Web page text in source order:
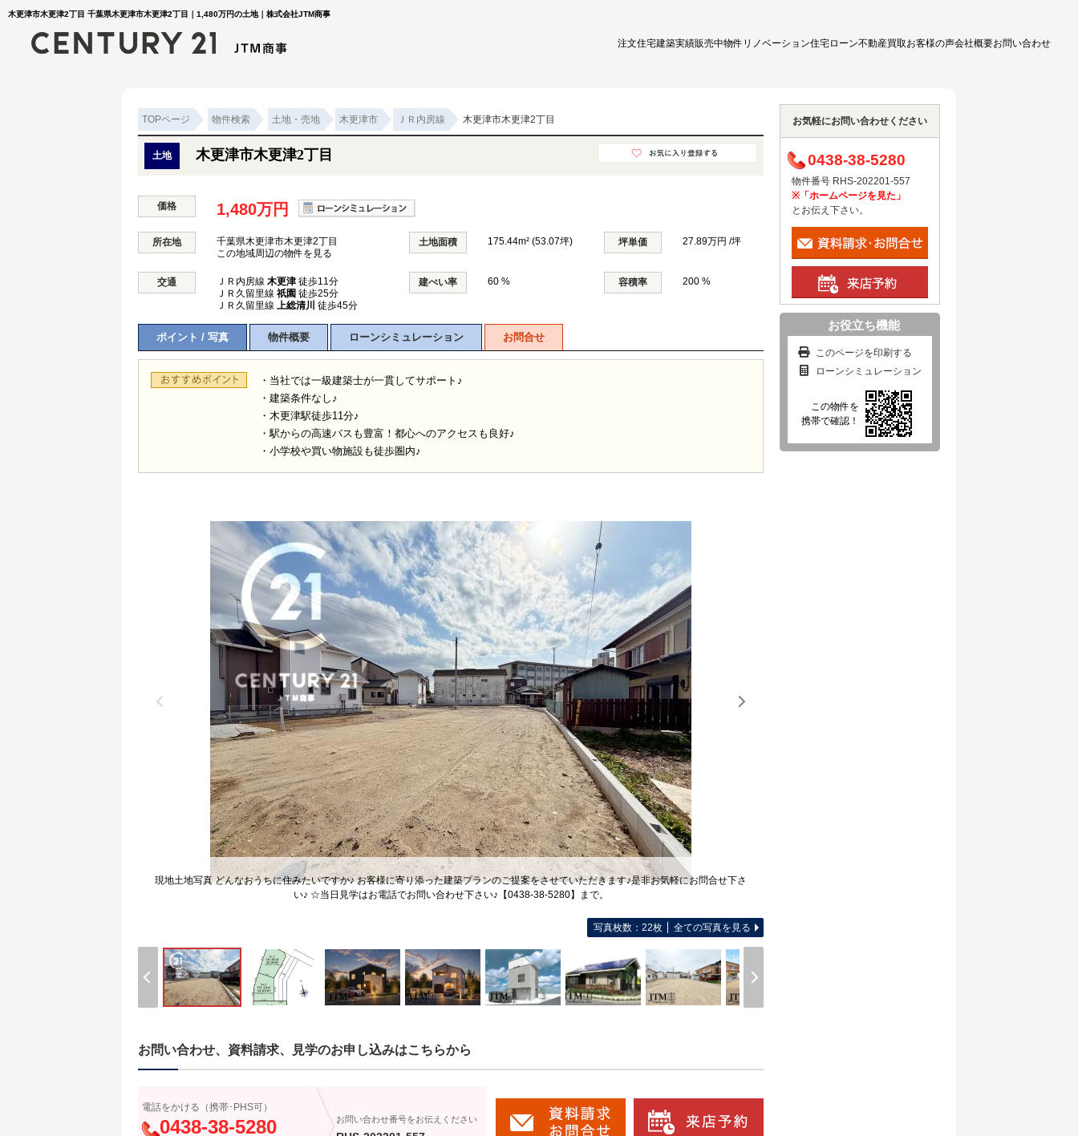
木更津市木更津2丁目 千葉県木更津市木更津2丁目｜1,480万円の土地｜株式会社JTM商事
注文住宅建築実績販売中物件 リノベーション住宅ローン不動産買取お客様の声会社概要お問い合わせ
TOPページ 物件検索 土地・売地 木更津市 ＪＲ内房線 木更津市木更津2丁目
土地 木更津市木更津2丁目
価格 1,480万円
所在地
千葉県木更津市木更津2丁目
この地域周辺の物件を見る
土地面積 175.44m² (53.07坪) 坪単価 27.89万円 /坪
交通 ＪＲ内房線 木更津 徒歩11分
ＪＲ久留里線 祇園 徒歩25分
ＪＲ久留里線 上総清川 徒歩45分
建ぺい率 60 % 容積率 200 %
ポイント / 写真 物件概要 ローンシミュレーション お問合せ
・当社では一級建築士が一貫してサポート♪
・建築条件なし♪
・木更津駅徒歩11分♪
・駅からの高速バスも豊富！都心へのアクセスも良好♪
・小学校や買い物施設も徒歩圏内♪
現地土地写真 どんなおうちに住みたいですか♪ お客様に寄り添った建築プランのご提案をさせていただきます♪是非お気軽にお問合せ下さ
い♪ ☆当日見学はお電話でお問い合わせ下さい♪【0438-38-5280】まで。
写真枚数：22枚 全ての写真を見る
お問い合わせ、資料請求、見学のお申し込みはこちらから
電話をかける（携帯･PHS可）
0438-38-5280 お問い合わせ番号をお伝えください
お気軽にお問い合わせください
0438-38-5280
物件番号 RHS-202201-557
※「ホームページを見た」
とお伝え下さい。
お役立ち機能
このページを印刷する
ローンシミュレーション
この物件を
携帯で確認！